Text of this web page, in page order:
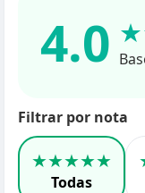
4.0
Filtrar por nota
★★★★★
Todas